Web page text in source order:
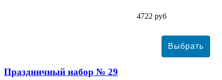
4722 руб
Праздничный набор № 29